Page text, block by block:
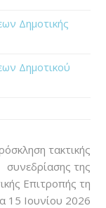
Δημοτικής
Δημοτικού
τακτικής
συνεδρίασης της
Επιτροπής τη
15 Ιουνίου 2026